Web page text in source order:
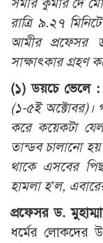
রাত্রি ৯.২৭
আমীর প্রফেসর
সাক্ষাৎকার গ্রহণ
(১) ডয়চে ভেলে :
(১-৫ই অক্টোবর)।
করে কয়েকটা
তান্ডব চালানো
থাকে এসবের
হামলা হ’ল,
প্রফেসর ড.
ধর্মের লোকদের